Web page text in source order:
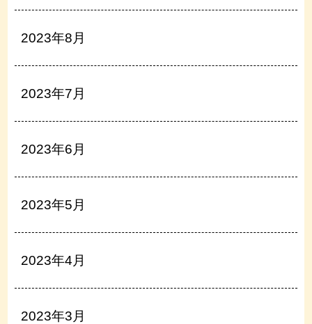
2023年8月
2023年7月
2023年6月
2023年5月
2023年4月
2023年3月